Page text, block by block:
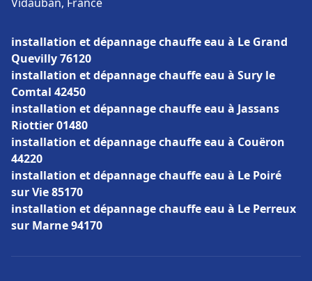
installation et dépannage chauffe eau à Le Grand
Quevilly 76120
installation et dépannage chauffe eau à Sury le
Comtal 42450
installation et dépannage chauffe eau à Jassans
Riottier 01480
installation et dépannage chauffe eau à Couëron
44220
installation et dépannage chauffe eau à Le Poiré
sur Vie 85170
installation et dépannage chauffe eau à Le Perreux
sur Marne 94170